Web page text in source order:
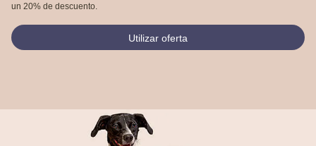
un 20% de descuento.
Utilizar oferta